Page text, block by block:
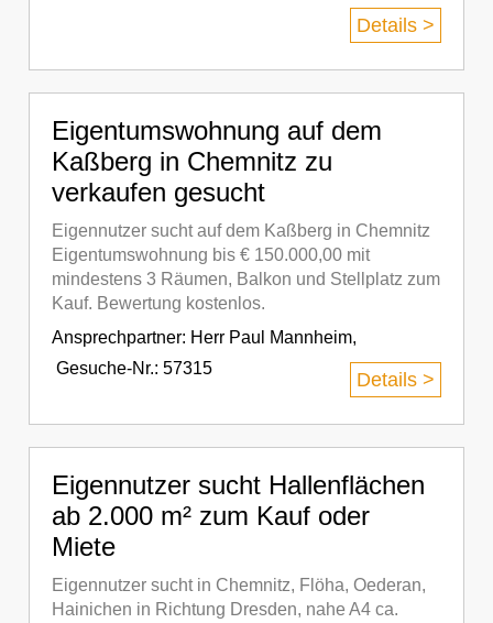
Details >
Eigentumswohnung auf dem
Kaßberg in Chemnitz zu
verkaufen gesucht
Eigennutzer sucht auf dem Kaßberg in Chemnitz
Eigentumswohnung bis € 150.000,00 mit
mindestens 3 Räumen, Balkon und Stellplatz zum
Kauf. Bewertung kostenlos.
Ansprechpartner: Herr Paul Mannheim,
Gesuche-Nr.: 57315
Details >
Eigennutzer sucht Hallenflächen
ab 2.000 m² zum Kauf oder
Miete
Eigennutzer sucht in Chemnitz, Flöha, Oederan,
Hainichen in Richtung Dresden, nahe A4 ca.